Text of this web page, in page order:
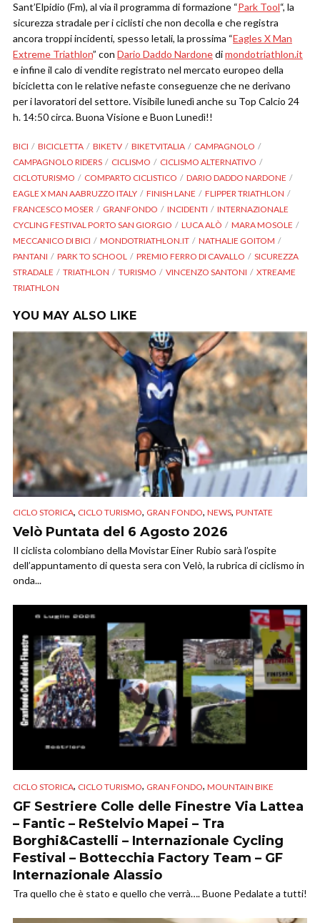
Sant’Elpidio (Fm), al via il programma di formazione “Park Tool“, la
sicurezza stradale per i ciclisti che non decolla e che registra
ancora troppi incidenti, spesso letali, la prossima “Eagles X Man
Extreme Triathlon” con Dario Daddo Nardonedimondotriathlon.it
e infine il calo di vendite registrato nel mercato europeo della
bicicletta con le relative nefaste conseguenze che ne derivano
per i lavoratori del settore. Visibile lunedì anche su Top Calcio 24
h. 14:50 circa. Buona Visione e Buon Lunedì!!
BICI BICICLETTA BIKETV BIKETVITALIA
CAMPAGNOLO
CAMPAGNOLO RIDERS
CICLISMO
CICLISMO ALTERNATIVO
CICLOTURISMO
COMPARTO CICLISTICO
DARIO DADDO NARDONE
EAGLE X MAN AABRUZZO ITALY
FINISH LANE
FLIPPER TRIATHLON
FRANCESCO MOSER
GRANFONDO INCIDENTI
INTERNAZIONALE
CYCLING FESTIVAL PORTO SAN GIORGIO
LUCA ALÒ
MARA MOSOLE
MECCANICO DI BICI
MONDOTRIATHLON.IT
NATHALIE GOITOM
PANTANI
PARK TO SCHOOL PREMIO FERRO DI CAVALLO
SICUREZZA
STRADALE
TRIATHLON TURISMO VINCENZO SANTONI
XTREAME
TRIATHLON
YOU MAY ALSO LIKE
CICLO STORICA, CICLO TURISMO, GRAN FONDO, NEWS, PUNTATE
Velò Puntata del 6 Agosto 2026
Il ciclista colombiano della Movistar Einer Rubio sarà l’ospite
dell’appuntamento di questa sera con Velò, la rubrica di ciclismo in
onda...
CICLO STORICA, CICLO TURISMO, GRAN FONDO, MOUNTAIN BIKE
GF Sestriere Colle delle Finestre Via Lattea
– Fantic – ReStelvio Mapei – Tra
Borghi&Castelli – Internazionale Cycling
Festival – Bottecchia Factory Team – GF
Internazionale Alassio
Tra quello che è stato e quello che verrà…. Buone Pedalate a tutti!